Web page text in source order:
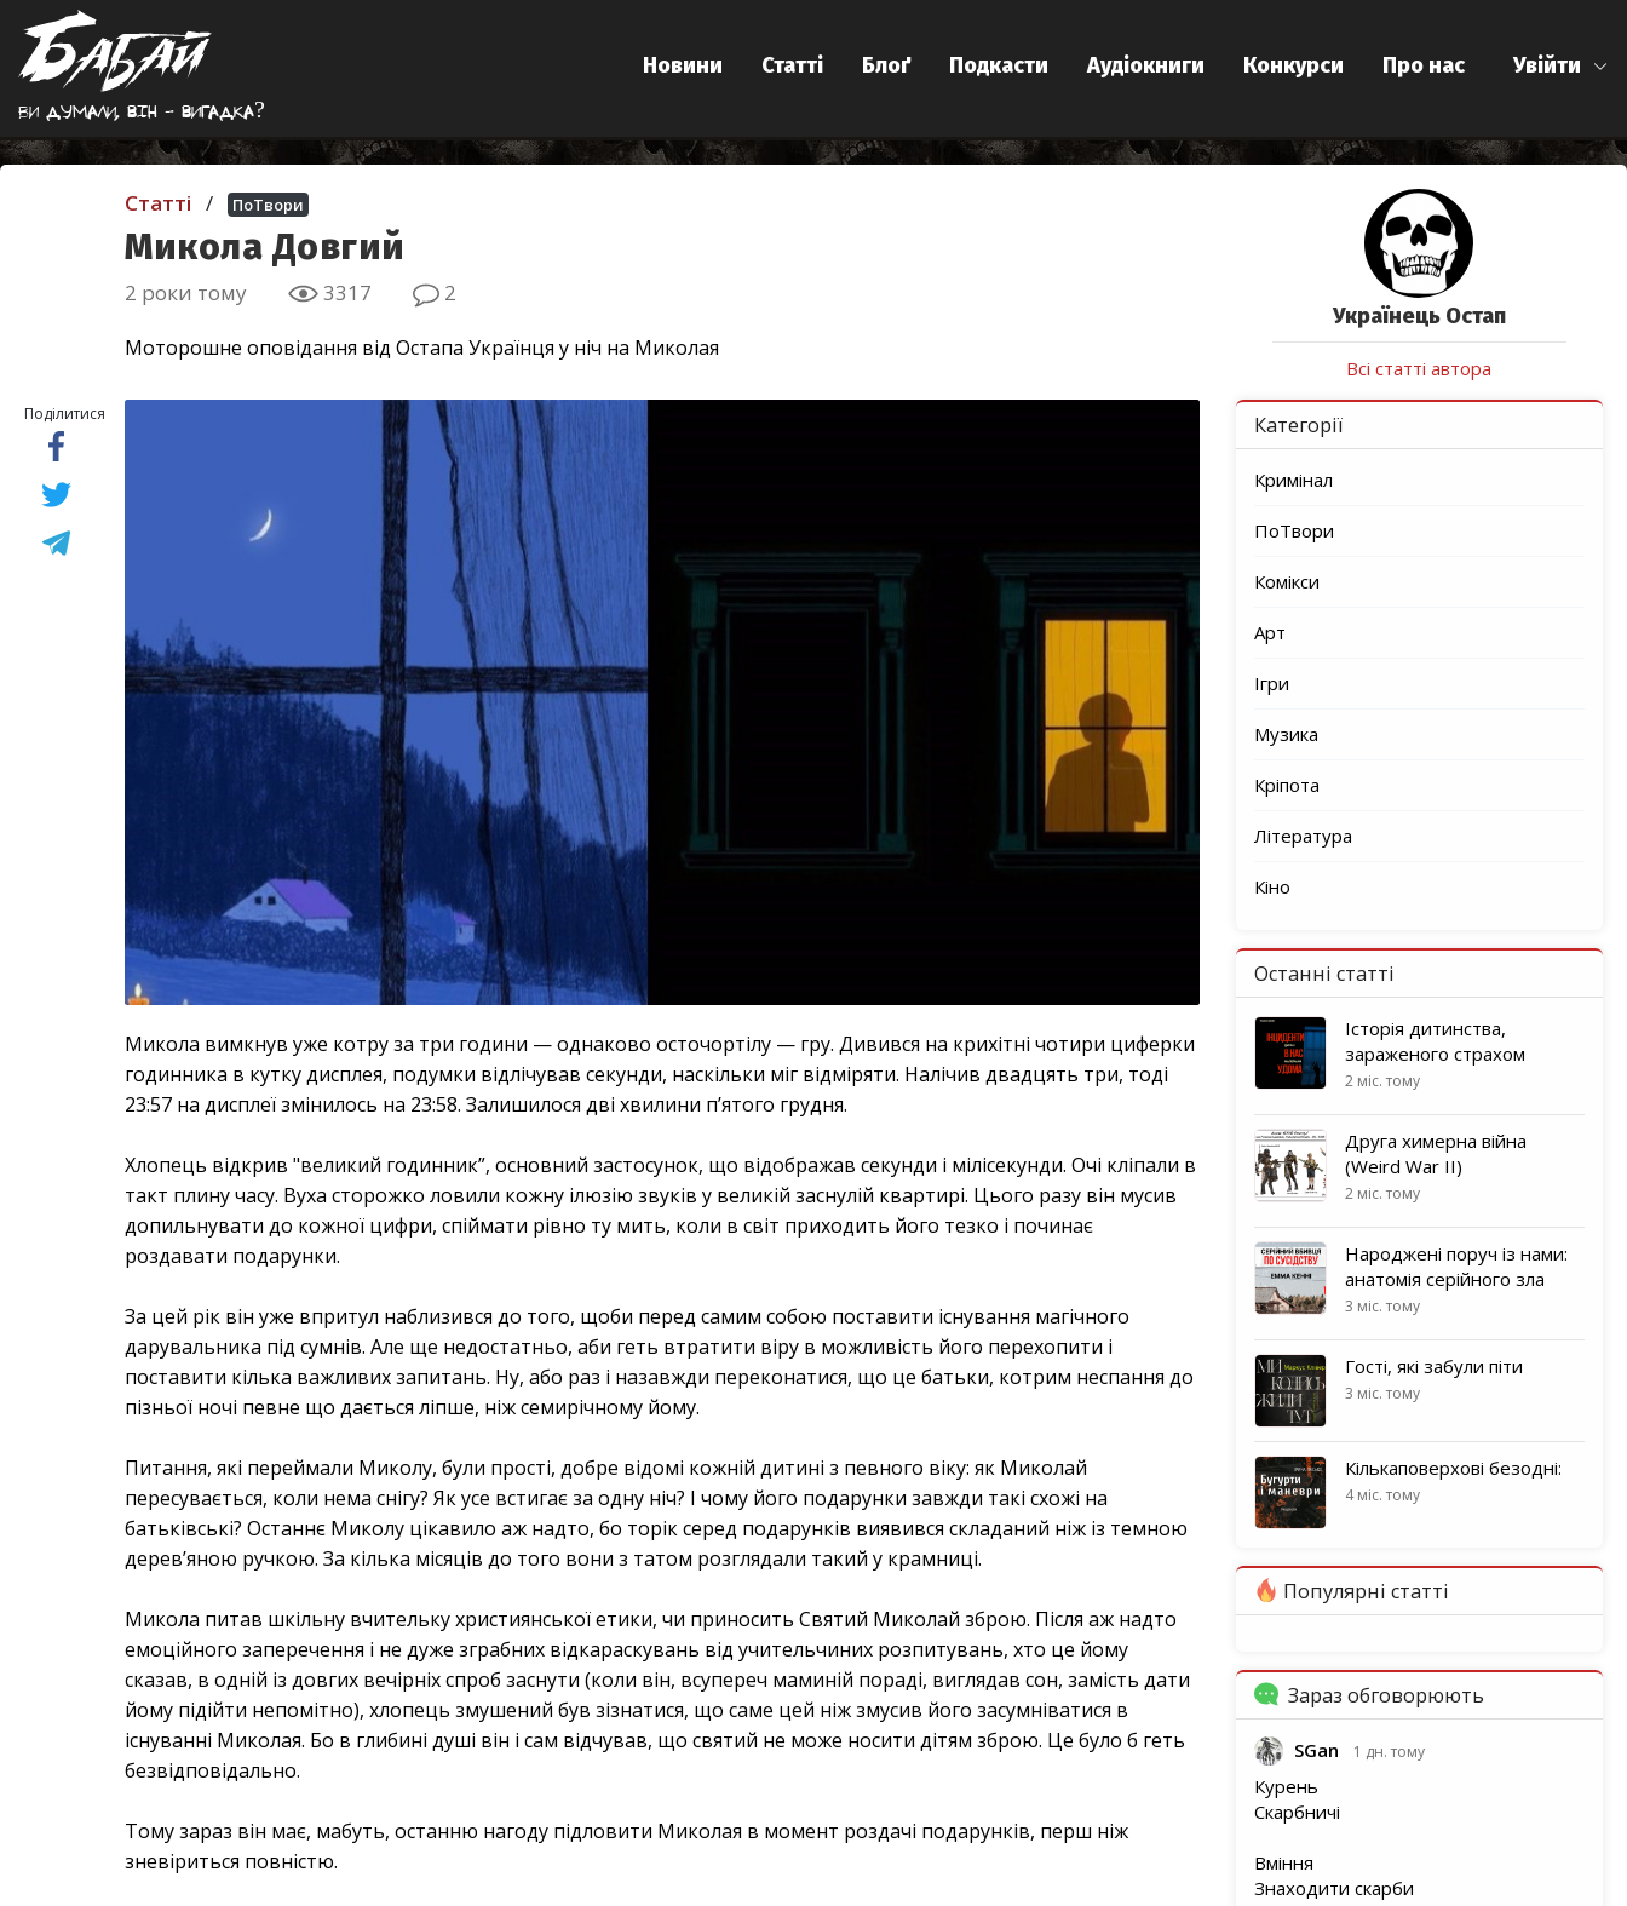
Ви думали, вiн - вигадка?
Увійти
Новини Статті Блоґ Подкасти Аудіокниги Конкурси Про нас
Статті / ПоТвори
Микола Довгий
2 роки тому 3317 2
Моторошне оповідання від Остапа Українця у ніч на Миколая
Українець Остап
Всі статті автора
Поділитися
Микола вимкнув уже котру за три години — однаково осточортілу — гру. Дивився на крихітні чотири циферки
годинника в кутку дисплея, подумки відлічував секунди, наскільки міг відміряти. Налічив двадцять три, тоді
23:57 на дисплеї змінилось на 23:58. Залишилося дві хвилини п’ятого грудня.
Хлопець відкрив "великий годинник”, основний застосунок, що відображав секунди і мілісекунди. Очі кліпали в
такт плину часу. Вуха сторожко ловили кожну ілюзію звуків у великій заснулій квартирі. Цього разу він мусив
допильнувати до кожної цифри, спіймати рівно ту мить, коли в світ приходить його тезко і починає
роздавати подарунки.
За цей рік він уже впритул наблизився до того, щоби перед самим собою поставити існування магічного
дарувальника під сумнів. Але ще недостатньо, аби геть втратити віру в можливість його перехопити і
поставити кілька важливих запитань. Ну, або раз і назавжди переконатися, що це батьки, котрим неспання до
пізньої ночі певне що дається ліпше, ніж семирічному йому.
Питання, які переймали Миколу, були прості, добре відомі кожній дитині з певного віку: як Миколай
пересувається, коли нема снігу? Як усе встигає за одну ніч? І чому його подарунки завжди такі схожі на
батьківські? Останнє Миколу цікавило аж надто, бо торік серед подарунків виявився складаний ніж із темною
дерев’яною ручкою. За кілька місяців до того вони з татом розглядали такий у крамниці.
Микола питав шкільну вчительку християнської етики, чи приносить Святий Миколай зброю. Після аж надто
емоційного заперечення і не дуже зграбних відкараскувань від учительчиних розпитувань, хто це йому
сказав, в одній із довгих вечірніх спроб заснути (коли він, всупереч маминій пораді, виглядав сон, замість дати
йому підійти непомітно), хлопець змушений був зізнатися, що саме цей ніж змусив його засумніватися в
існуванні Миколая. Бо в глибині душі він і сам відчував, що святий не може носити дітям зброю. Це було б геть
безвідповідально.
Тому зараз він має, мабуть, останню нагоду підловити Миколая в момент роздачі подарунків, перш ніж
зневіриться повністю.
Категорії
Кримінал
ПоТвори
Комікси
Арт
Ігри
Музика
Кріпота
Література
Кіно
Останні статті
Історія дитинства,
зараженого страхом
2 міс. тому
Друга химерна війна
(Weird War II)
2 міс. тому
Народжені поруч із нами:
анатомія серійного зла
3 міс. тому
Гості, які забули піти
3 міс. тому
Кількаповерхові безодні:
4 міс. тому
Популярні статті
Зараз обговорюють
SGan 1 дн. тому
Курень
Скарбничі
Вміння
Знаходити скарби